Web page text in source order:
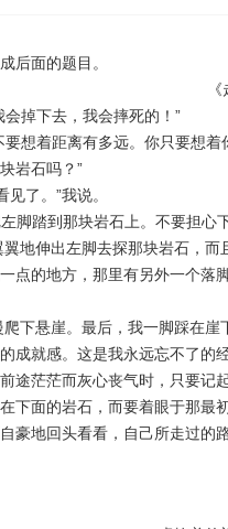
后面的题目。
再走一
掉下去，我会摔死的！”
想着距离有多远。你只要想着
岩石吗？”
了。”我说。
踏到那块岩石上。不要担心
伸出左脚去探那块岩石，而
点的地方，那里有另外一个落
悬崖。最后，我一脚踩在崖
成就感。这是我永远忘不了的
茫茫而灰心丧气时，只要记
下面的岩石，而要着眼于那最
豪地回头看看，自己所走过的